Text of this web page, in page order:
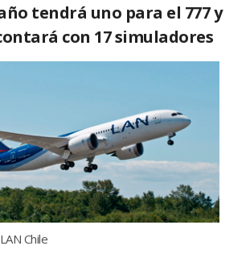
tendrá uno para el 777 y
con 17 simuladores
Chile